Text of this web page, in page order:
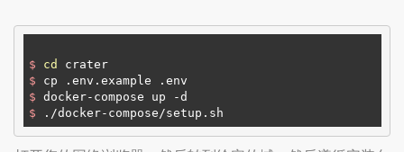
$ cd
crater
$ cp .env.example .env
$ docker-compose up -d
$ ./docker-compose/setup.sh